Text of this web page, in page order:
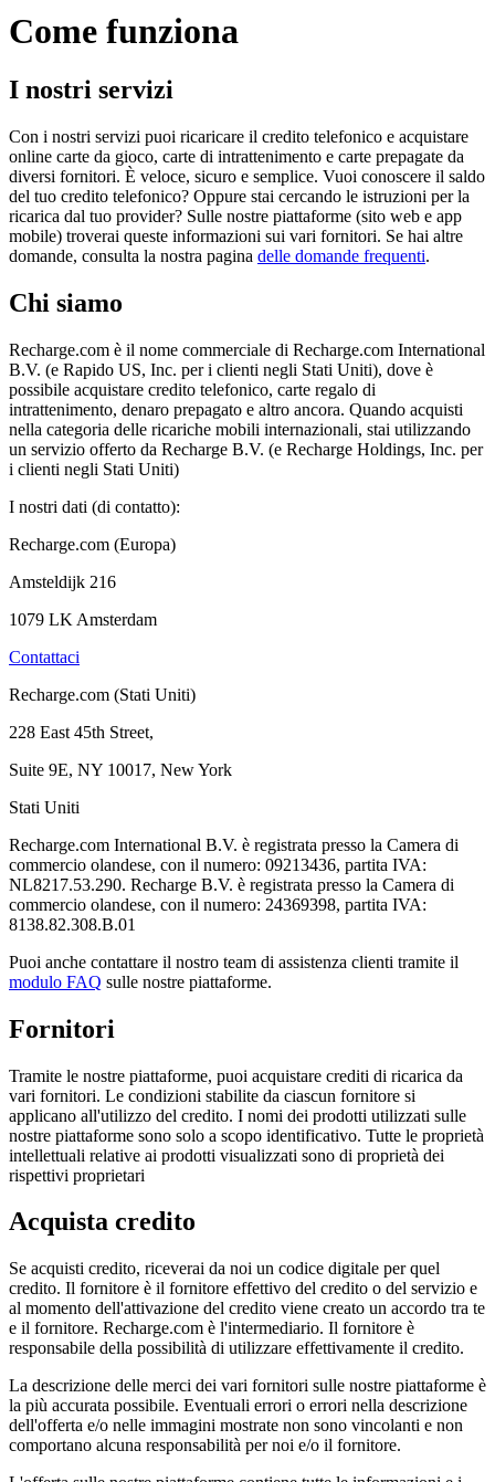
Come funziona
I nostri servizi
Con i nostri servizi puoi ricaricare il credito telefonico e acquistare
online carte da gioco, carte di intrattenimento e carte prepagate da
diversi fornitori. È veloce, sicuro e semplice. Vuoi conoscere il saldo
del tuo credito telefonico? Oppure stai cercando le istruzioni per la
ricarica dal tuo provider? Sulle nostre piattaforme (sito web e app
mobile) troverai queste informazioni sui vari fornitori. Se hai altre
domande, consulta la nostra pagina delle domande frequenti.
Chi siamo
Recharge.com è il nome commerciale di Recharge.com International
B.V. (e Rapido US, Inc. per i clienti negli Stati Uniti), dove è
possibile acquistare credito telefonico, carte regalo di
intrattenimento, denaro prepagato e altro ancora. Quando acquisti
nella categoria delle ricariche mobili internazionali, stai utilizzando
un servizio offerto da Recharge B.V. (e Recharge Holdings, Inc. per
i clienti negli Stati Uniti)
I nostri dati (di contatto):
Recharge.com (Europa)
Amsteldijk 216
1079 LK Amsterdam
Contattaci
Recharge.com (Stati Uniti)
228 East 45th Street,
Suite 9E, NY 10017, New York
Stati Uniti
Recharge.com International B.V. è registrata presso la Camera di
commercio olandese, con il numero: 09213436, partita IVA:
NL8217.53.290. Recharge B.V. è registrata presso la Camera di
commercio olandese, con il numero: 24369398, partita IVA:
8138.82.308.B.01
Puoi anche contattare il nostro team di assistenza clienti tramite il
modulo FAQ sulle nostre piattaforme.
Fornitori
Tramite le nostre piattaforme, puoi acquistare crediti di ricarica da
vari fornitori. Le condizioni stabilite da ciascun fornitore si
applicano all'utilizzo del credito. I nomi dei prodotti utilizzati sulle
nostre piattaforme sono solo a scopo identificativo. Tutte le proprietà
intellettuali relative ai prodotti visualizzati sono di proprietà dei
rispettivi proprietari
Acquista credito
Se acquisti credito, riceverai da noi un codice digitale per quel
credito. Il fornitore è il fornitore effettivo del credito o del servizio e
al momento dell'attivazione del credito viene creato un accordo tra te
e il fornitore. Recharge.com è l'intermediario. Il fornitore è
responsabile della possibilità di utilizzare effettivamente il credito.
La descrizione delle merci dei vari fornitori sulle nostre piattaforme è
la più accurata possibile. Eventuali errori o errori nella descrizione
dell'offerta e/o nelle immagini mostrate non sono vincolanti e non
comportano alcuna responsabilità per noi e/o il fornitore.